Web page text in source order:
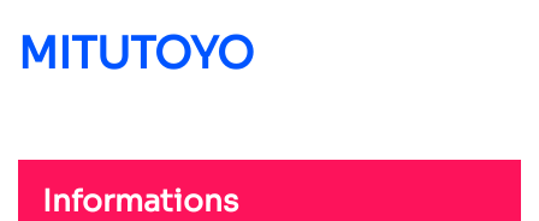
MITUTOYO
Informations